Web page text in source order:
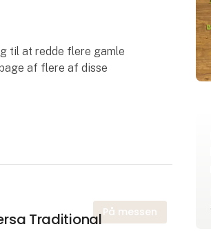
til at redde flere gamle
af flere af disse
På messen
Traditional